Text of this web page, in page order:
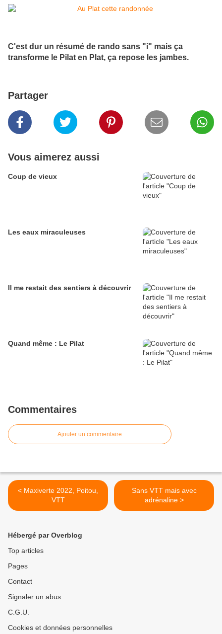
C'est dur un résumé de rando sans "i" mais ça
transforme le Pilat en Plat, ça repose les jambes.
Partager
Vous aimerez aussi
Coup de vieux
Les eaux miraculeuses
Il me restait des sentiers à découvrir
Quand même : Le Pilat
Commentaires
Ajouter un commentaire
< Maxiverte 2022, Poitou,
VTT
Sans VTT mais avec
adrénaline >
Hébergé par Overblog
Top articles
Pages
Contact
Signaler un abus
C.G.U.
Cookies et données personnelles